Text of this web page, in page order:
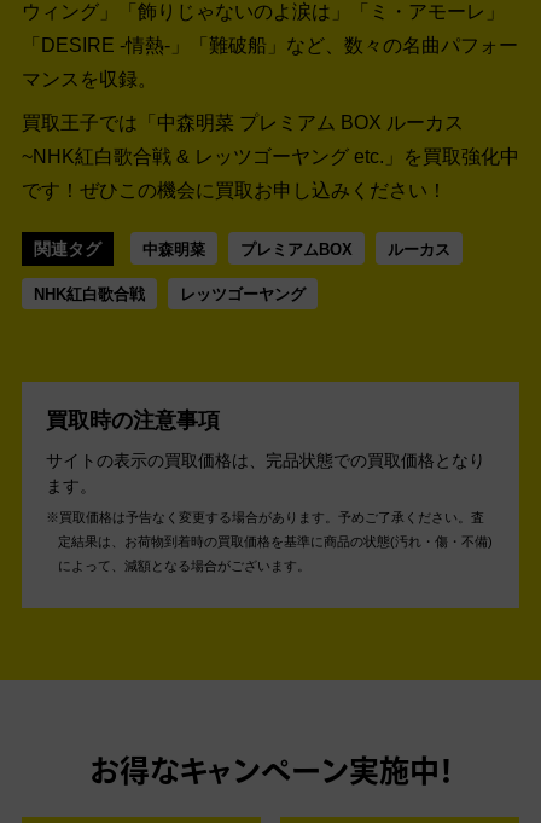
ウィング」「飾りじゃないのよ涙は」「ミ・アモーレ」
「DESIRE -情熱-」「難破船」など、数々の名曲パフォー
マンスを収録。
買取王子では「中森明菜 プレミアム BOX ルーカス
~NHK紅白歌合戦 & レッツゴーヤング etc.」を買取強化中
です！ ぜひこの機会に買取お申し込みください！
関連タグ 中森明菜 プレミアムBOX ルーカス
NHK紅白歌合戦 レッツゴーヤング
買取時の注意事項
サイトの表示の買取価格は、完品状態での買取価格となり
ます。
買取価格は予告なく変更する場合があります。予めご了承ください。 査
定結果は、お荷物到着時の買取価格を基準に商品の状態(汚れ・傷・不備)
によって、減額となる場合がございます。
お得なキャンペーン実施中！